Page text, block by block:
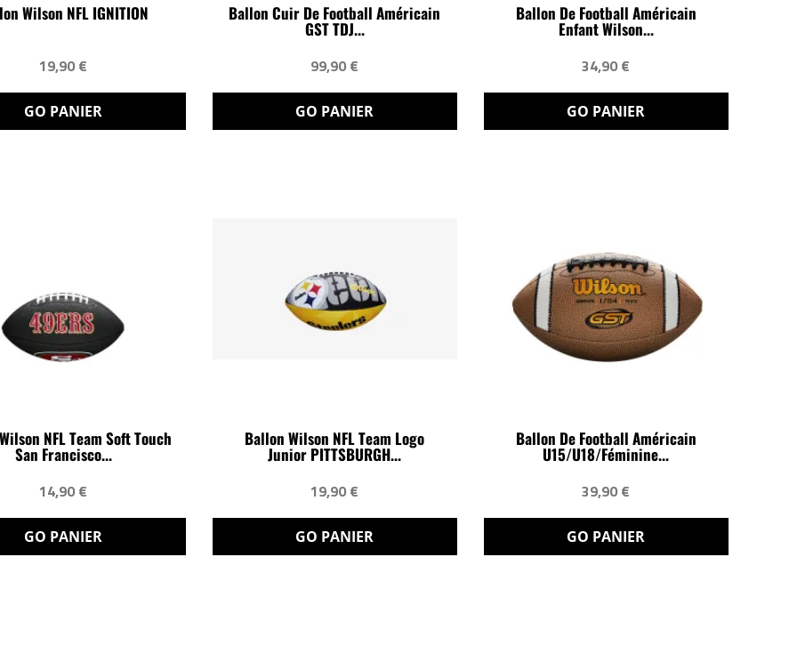
Wilson NFL IGNITION
19,90 €
GO PANIER
Ballon Cuir De Football Américain
GST TDJ...
99,90 €
GO PANIER
Ballon De Football Américain
Enfant Wilson...
34,90 €
GO PANIER
NFL Team Soft Touch
San Francisco...
14,90 €
GO PANIER
Ballon Wilson NFL Team Logo
Junior PITTSBURGH...
19,90 €
GO PANIER
Ballon De Football Américain
U15/U18/Féminine...
39,90 €
GO PANIER